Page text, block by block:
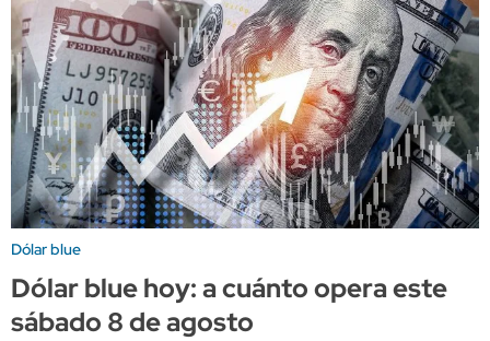
Dólar blue
Dólar blue hoy: a cuánto opera este
sábado 8 de agosto